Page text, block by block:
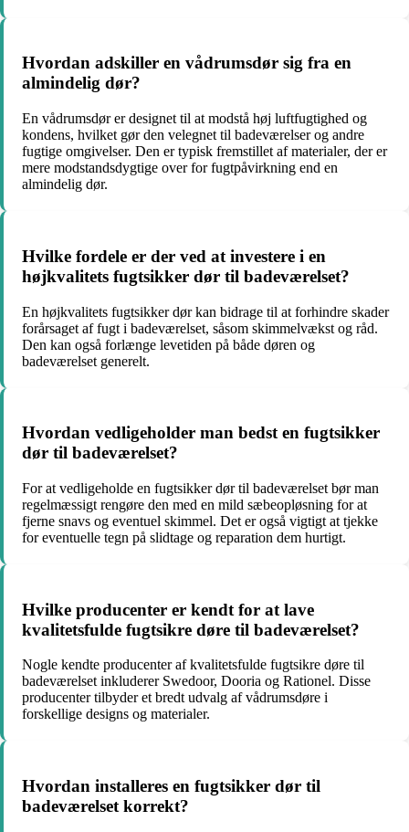
Hvordan adskiller en vådrumsdør sig fra en
almindelig dør?
En vådrumsdør er designet til at modstå høj luftfugtighed og
kondens, hvilket gør den velegnet til badeværelser og andre
fugtige omgivelser. Den er typisk fremstillet af materialer, der er
mere modstandsdygtige over for fugtpåvirkning end en
almindelig dør.
Hvilke fordele er der ved at investere i en
højkvalitets fugtsikker dør til badeværelset?
En højkvalitets fugtsikker dør kan bidrage til at forhindre skader
forårsaget af fugt i badeværelset, såsom skimmelvækst og råd.
Den kan også forlænge levetiden på både døren og
badeværelset generelt.
Hvordan vedligeholder man bedst en fugtsikker
dør til badeværelset?
For at vedligeholde en fugtsikker dør til badeværelset bør man
regelmæssigt rengøre den med en mild sæbeopløsning for at
fjerne snavs og eventuel skimmel. Det er også vigtigt at tjekke
for eventuelle tegn på slidtage og reparation dem hurtigt.
Hvilke producenter er kendt for at lave
kvalitetsfulde fugtsikre døre til badeværelset?
Nogle kendte producenter af kvalitetsfulde fugtsikre døre til
badeværelset inkluderer Swedoor, Dooria og Rationel. Disse
producenter tilbyder et bredt udvalg af vådrumsdøre i
forskellige designs og materialer.
Hvordan installeres en fugtsikker dør til
badeværelset korrekt?